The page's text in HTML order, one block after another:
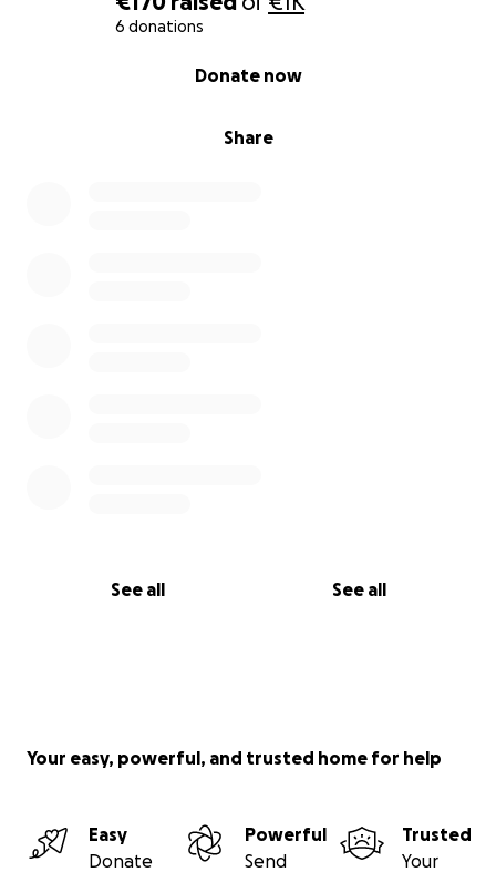
6 donations
Share
Donate now
See all See all
Your easy, powerful, and trusted home for help
Easy
Donate
Powerful
Send
Trusted
Your